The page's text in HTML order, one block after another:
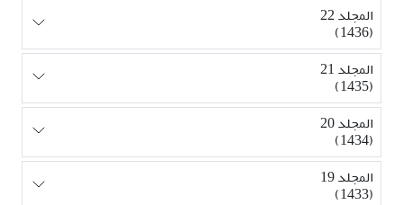
المجلد 22
(1436)
المجلد 21
(1435)
المجلد 20
(1434)
المجلد 19
(1433)